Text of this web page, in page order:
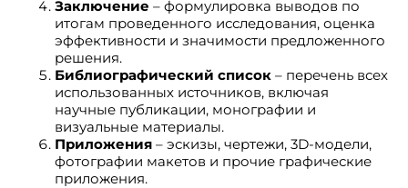
Заключение – формулировка выводов по
итогам проведенного исследования, оценка
эффективности и значимости предложенного
решения.
Библиографический список – перечень всех
использованных источников, включая
научные публикации, монографии и
визуальные материалы.
Приложения – эскизы, чертежи, 3D-модели,
фотографии макетов и прочие графические
приложения.